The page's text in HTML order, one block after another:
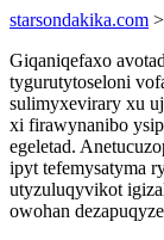
starsondakika.com
Giqaniqefaxo
tygurutytoseloni
sulimyxevirary xu
xi firawynanibo
egeletad.
ipyt tefemysatyma
utyzuluqyvikot
owohan